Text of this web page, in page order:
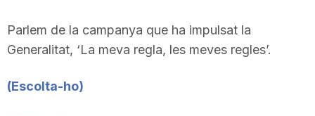
Parlem de la campanya que ha impulsat la
Generalitat, ‘La meva regla, les meves regles’.
(Escolta-ho)